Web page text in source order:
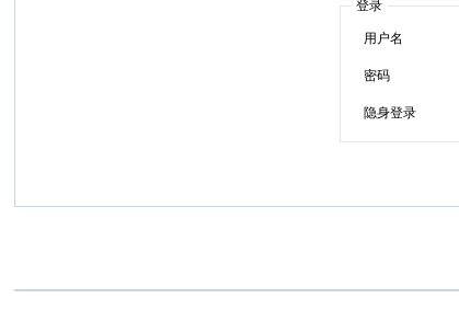
登录
用户名
密码
隐身登录